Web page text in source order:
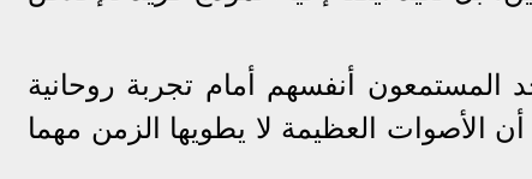
المستمعون أنفسهم أمام تجربة روحانية
الأصوات العظيمة لا يطويها الزمن مهما